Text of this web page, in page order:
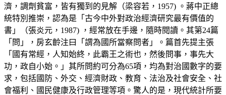
濟，調劑貧富，皆有獨到的見解（梁容若，1957) 。蔣中正總
統特別推崇，認為是「古今中外對政治經濟研究最有價值的
書」（張炎元，1987) ，經常放在手邊，隨時閱讀。其第24篇
「問」，房玄齡注曰「謂為國所當察問者」。篇首先提主張
「國有常經，人知始終，此霸王之術也，然後問事，事先大
功，政自小始。」其所問約可分為65項，均為對治國數字的要
求，包括國防、外交、經濟財政、教育、法治及社會安全、社
會福利、國民健康及行政管理等項。驚人的是，現代統計所要